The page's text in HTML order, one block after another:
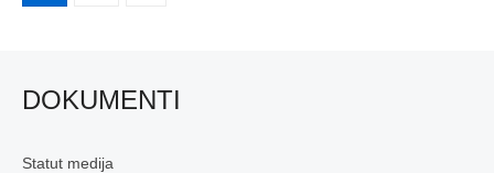
DOKUMENTI
Statut medija